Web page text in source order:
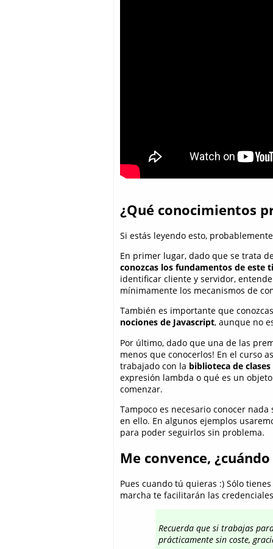
¿Qué conocimientos
Si estás leyendo esto,
En primer lugar, dado que se trata
conozcas los fundamentos de este
identificar cliente y servidor,
mínimamente los mecanismos de
También es importante que
nociones de Javascript, aunque no
Por último, dado que una de las
menos que conocerlos! En el curso
trabajado con la biblioteca de clases
expresión lambda o qué es un
comenzar.
Tampoco es necesario conocer
en ello. En algunos ejemplos
para poder seguirlos sin problema.
Me convence,
Pues cuando tú quieras :) Sólo
marcha te facilitarán las
Recuerda que si trabajas
prácticamente sin coste,